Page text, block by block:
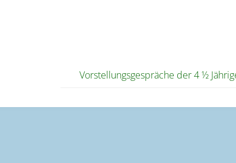
Vorstellungsgespräche der 4 ½